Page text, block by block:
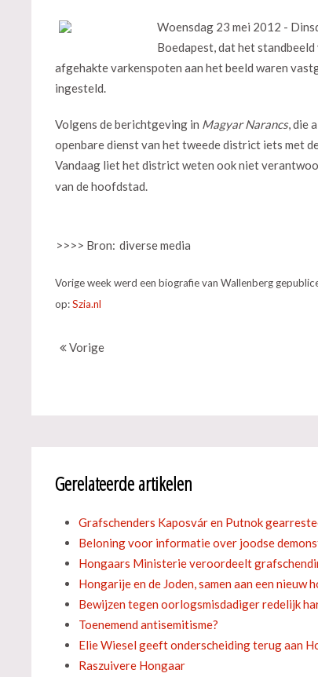
Woensdag 23 mei 2012 -
Boedapest, dat het
afgehakte varkenspoten aan het beeld waren
ingesteld.
Volgens de berichtgeving in Magyar Narancs, die
openbare dienst van het tweede district iets met
Vandaag liet het district weten ook niet
van de hoofdstad.
>>>> Bron: diverse media
Vorige week werd een biografie van Wallenberg
op:Szia.nl
Vorige
Gerelateerde artikelen
Grafschenders Kaposvár en Putnok
Beloning voor informatie over joodse
Hongaars Ministerie veroordeelt
Hongarije en de Joden, samen aan een nieuw
Bewijzen tegen oorlogsmisdadiger redelijk
Toenemend antisemitisme?
Elie Wiesel geeft onderscheiding terug aan
Raszuivere Hongaar